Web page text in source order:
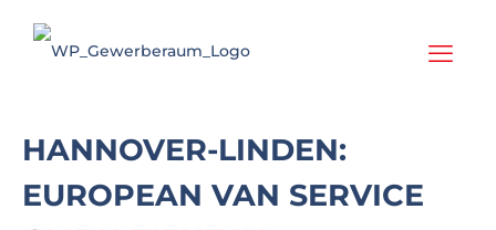
HANNOVER-LINDEN:
EUROPEAN VAN SERVICE